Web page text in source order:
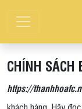
CHÍNH SÁCH
https://